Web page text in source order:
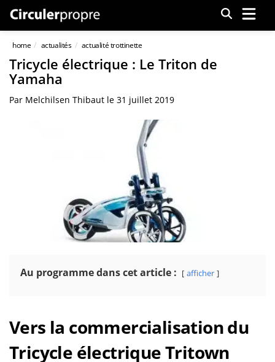
Menu
home actualités actualité trottinette
Tricycle électrique : Le Triton de
Yamaha
Par Melchilsen Thibaut le 31 juillet 2019
Au programme dans cet article : afficher
Vers la commercialisation du
Tricycle électrique Tritown